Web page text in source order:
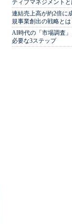
ティブマネジメントと
連結売上高が約2倍に
規事業創出の戦略とは
AI時代の「市場調査
必要な3ステップ